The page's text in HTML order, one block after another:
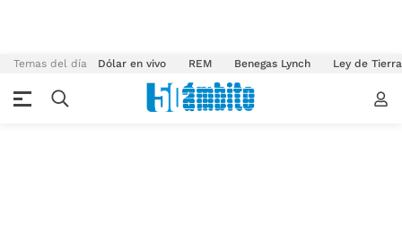
Temas del día Dólar en vivo REM Benegas Lynch Ley de